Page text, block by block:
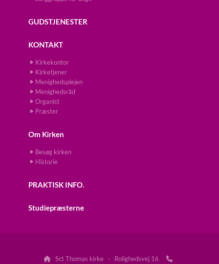
GUDSTJENESTER
KONTAKT
Kirkekontor
Kirketjener
Menighedsplejen
Menighedsråd
Organist
Præster
Om Kirken
Besøg kirken
Historie
PRAKTISK INFO.
Studiepræsterne
 Sct Thomas kirke · Rolighedsvej 16 